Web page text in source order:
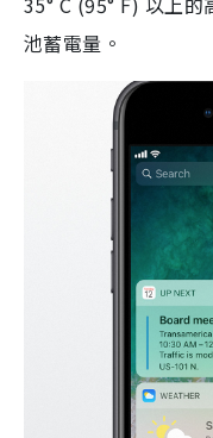
池蓄電量。